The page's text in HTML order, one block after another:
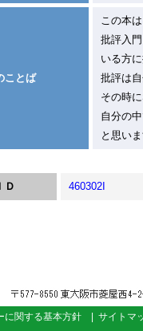
ことば
この本
批評入
いる方
批評は
その時
自分の
と思い
Ｄ 460302I
に関する基本方針| サイトマ